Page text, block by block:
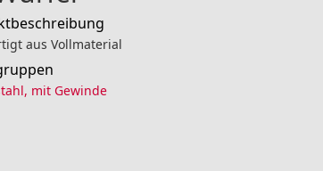
aus Vollmaterial
mit Gewinde